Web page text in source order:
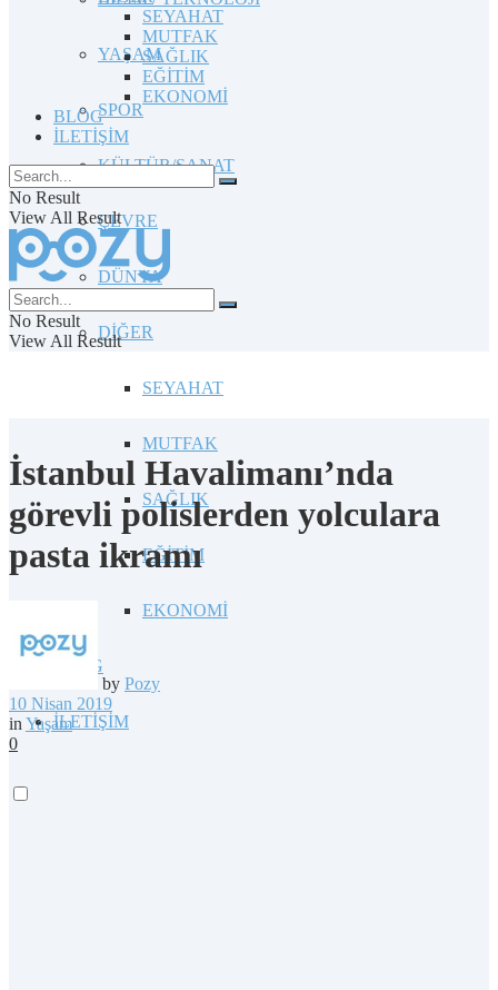
YAŞAM
SPOR
KÜLTÜR/SANAT
ÇEVRE
DÜNYA
DİĞER
SEYAHAT
MUTFAK
SAĞLIK
EĞİTİM
EKONOMİ
BLOG
İLETİŞİM
SEYAHAT
MUTFAK
SAĞLIK
EĞİTİM
EKONOMİ
BLOG
İLETİŞİM
No Result
View All Result
No Result
View All Result
İstanbul Havalimanı’nda
görevli polislerden yolculara
pasta ikramı
by Pozy
10 Nisan 2019
in Yaşam
0